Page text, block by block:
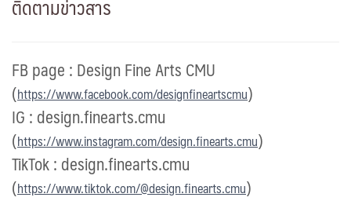
ติดตามข่าวสาร
FB page : Design Fine Arts CMU
(https://www.facebook.com/designfineartscmu)
IG : design.finearts.cmu
(https://www.instagram.com/design.finearts.cmu)
TikTok : design.finearts.cmu
(https://www.tiktok.com/@design.finearts.cmu)